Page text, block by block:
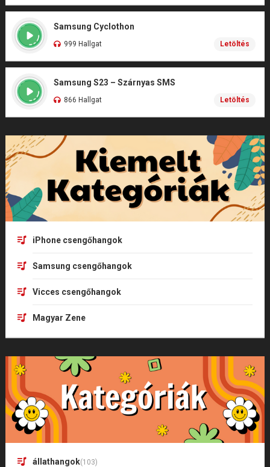
Samsung Cyclothon
999 Hallgat Letöltés
Samsung S23 – Szárnyas SMS
866 Hallgat Letöltés
iPhone csengőhangok
Samsung csengőhangok
Vicces csengőhangok
Magyar Zene
állathangok(103)